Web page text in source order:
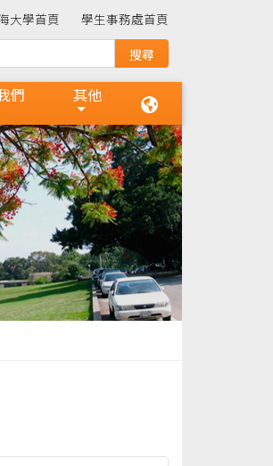
大學首頁 學生事務處首頁
們 其他